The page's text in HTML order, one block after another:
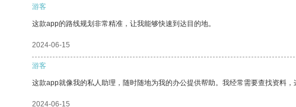
游客
这款app的路线规划非常精准，让我能够快速到达目的地。
2024-06-15
游客
这款app就像我的私人助理，随时随地为我的办公提供帮助。我经常需要查找资料
2024-06-15